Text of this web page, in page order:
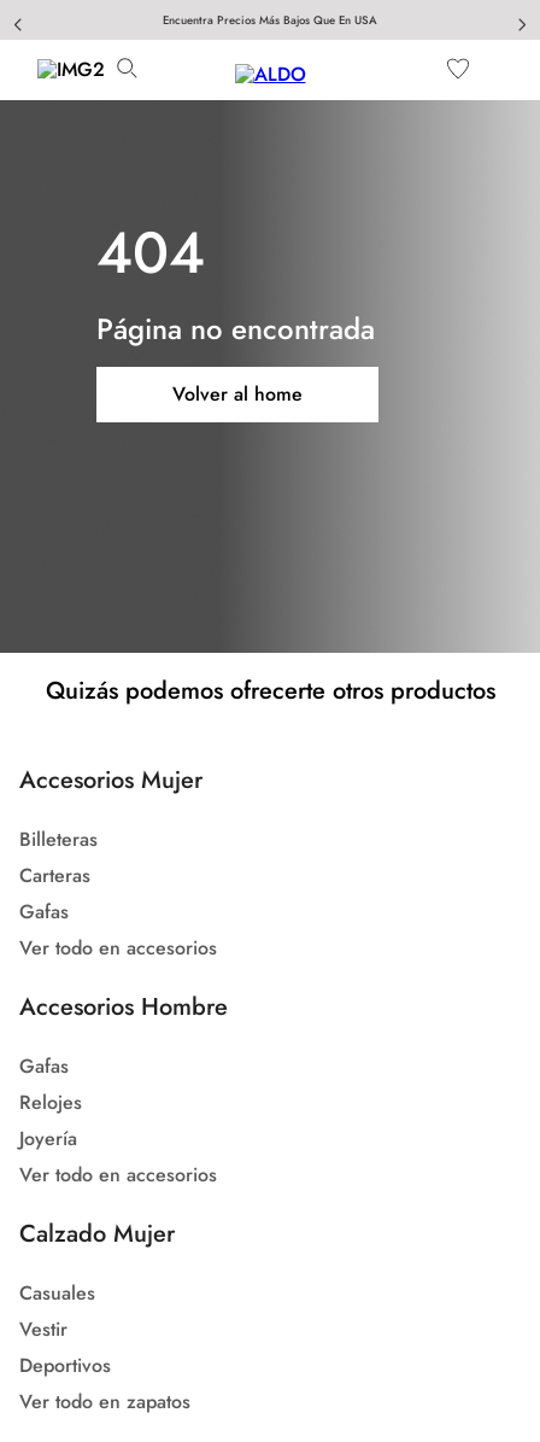
Encuentra Precios Más Bajos Que En USA
404
Página no encontrada
Volver al home
Quizás podemos ofrecerte otros productos
Accesorios Mujer
Billeteras
Carteras
Gafas
Ver todo en accesorios
Accesorios Hombre
Gafas
Relojes
Joyería
Ver todo en accesorios
Calzado Mujer
Casuales
Vestir
Deportivos
Ver todo en zapatos